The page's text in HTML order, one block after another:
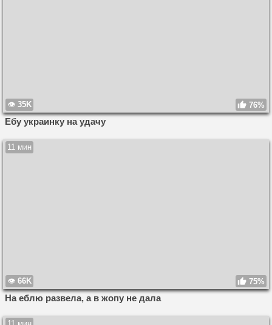
35K 76%
Ебу украинку на удачу
11 мин
66K 75%
На еблю развела, а в жопу не дала